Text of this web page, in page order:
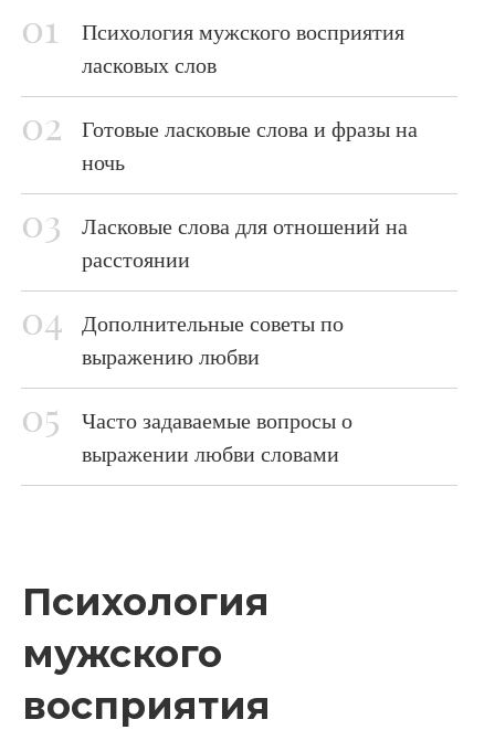
Психология мужского восприятия
ласковых слов
Готовые ласковые слова и фразы на
ночь
Ласковые слова для отношений на
расстоянии
Дополнительные советы по
выражению любви
Часто задаваемые вопросы о
выражении любви словами
Психология
мужского
восприятия